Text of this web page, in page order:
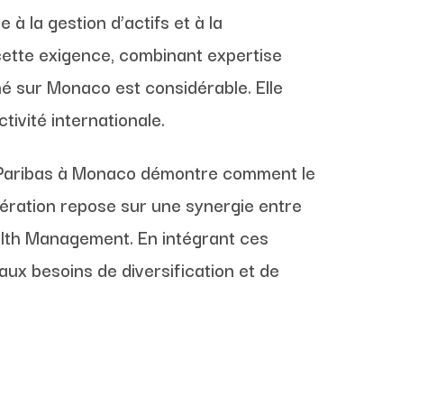
la gestion d’actifs et à la
exigence, combinant expertise
sur Monaco est considérable. Elle
internationale.
à Monaco démontre comment le
repose sur une synergie entre
Management. En intégrant ces
besoins de diversification et de